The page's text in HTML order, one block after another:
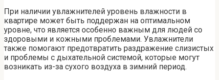
При наличии увлажнителей уровень влажности в
квартире может быть поддержан на оптимальном
уровне, что является особенно важным для людей со
здоровыми и кожными проблемами. Увлажнители
также помогают предотвратить раздражение слизистых
и проблемы с дыхательной системой, которые могут
возникать из-за сухого воздуха в зимний период.